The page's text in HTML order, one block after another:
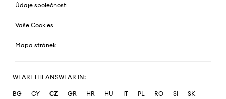
Údaje společnosti
Vaše Cookies
Mapa stránek
WEARETHEANSWEAR IN:
BG CY CZ GR HR HU IT PL RO SI SK